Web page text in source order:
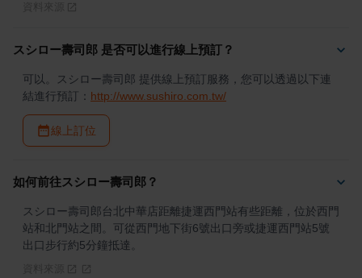
スシロー壽司郎 是否可以進行線上預訂？
可以。スシロー壽司郎 提供線上預訂服務，您可以透過以下連
結進行預訂： http://www.sushiro.com.tw/
線上訂位
如何前往スシロー壽司郎？
スシロー壽司郎台北中華店距離捷運西門站有些距離，位於西門
站和北門站之間。可從西門地下街6號出口旁或捷運西門站5號
出口步行約5分鐘抵達。